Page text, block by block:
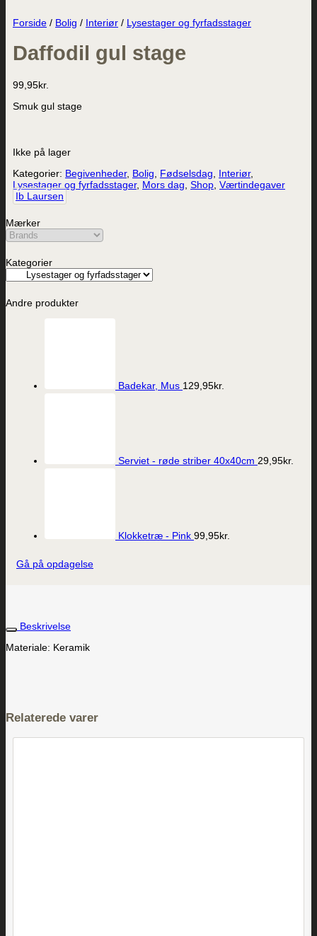
Forside / Bolig / Interiør / Lysestager og fyrfadsstager
Daffodil gul stage
99,95kr.
Smuk gul stage
Ikke på lager
Kategorier: Begivenheder, Bolig Fødselsdag Interiør,
Lysestager og fyrfadsstager, Mors dag Shop Værtindegaver
Ib Laursen
Mærker
Kategorier
Andre produkter
Badekar, Mus 129,95kr.
Serviet - røde striber 40x40cm 29,95kr.
Klokketræ - Pink 99,95kr.
Gå på opdagelse
Beskrivelse
Materiale: Keramik
Relaterede varer